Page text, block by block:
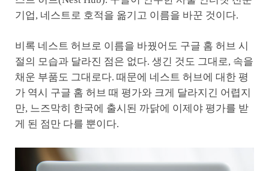
기업, 네스트로 호적을 옮기고 이름을 바꾼 것이다.
비록 네스트 허브로 이름을 바꿨어도 구글 홈 허브 시
절의 모습과 달라진 점은 없다. 생긴 것도 그대로, 속을
채운 부품도 그대로다. 때문에 네스트 허브에 대한 평
가 역시 구글 홈 허브 때 평가와 크게 달라지긴 어렵지
만, 느즈막히 한국에 출시된 까닭에 이제야 평가를 받
게 된 점만 다를 뿐이다.